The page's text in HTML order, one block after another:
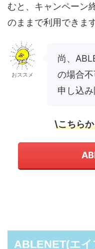
むと、キャンペーン
のままで利用できます
おススメ
尚、
の場合
申し込み
\こちら
ABLENET(エ